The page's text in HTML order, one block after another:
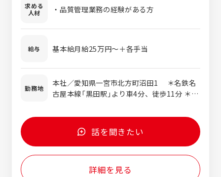
の管理 ・その他、技術情報取りまとめ など
求める
人材
・品質管理業務の経験がある方
給与 基本給月給25万円～＋各手当
勤務地
本社／愛知県一宮市北方町沼田1 ＊名鉄名
古屋本線「黒田駅」より車4分、徒歩11分 ＊マ
話を聞きたい
詳細を見る